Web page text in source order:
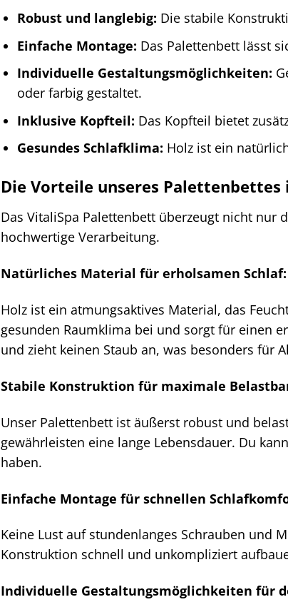
Robust und langlebig: Die stabile
Einfache Montage: Das Palettenbett lässt
Individuelle Gestaltungsmöglichkeiten:
oder farbig gestaltet.
Inklusive Kopfteil: Das Kopfteil bietet
Gesundes Schlafklima: Holz ist ein
Die Vorteile unseres Palettenbettes
Das VitaliSpa Palettenbett überzeugt nicht nur
hochwertige Verarbeitung.
Natürliches Material für erholsamen Schlaf:
Holz ist ein atmungsaktives Material, das
gesunden Raumklima bei und sorgt für einen
und zieht keinen Staub an, was besonders für
Stabile Konstruktion für maximale
Unser Palettenbett ist äußerst robust und
gewährleisten eine lange Lebensdauer. Du
haben.
Einfache Montage für schnellen
Keine Lust auf stundenlanges Schrauben und
Konstruktion schnell und unkompliziert
Individuelle Gestaltungsmöglichkeiten für